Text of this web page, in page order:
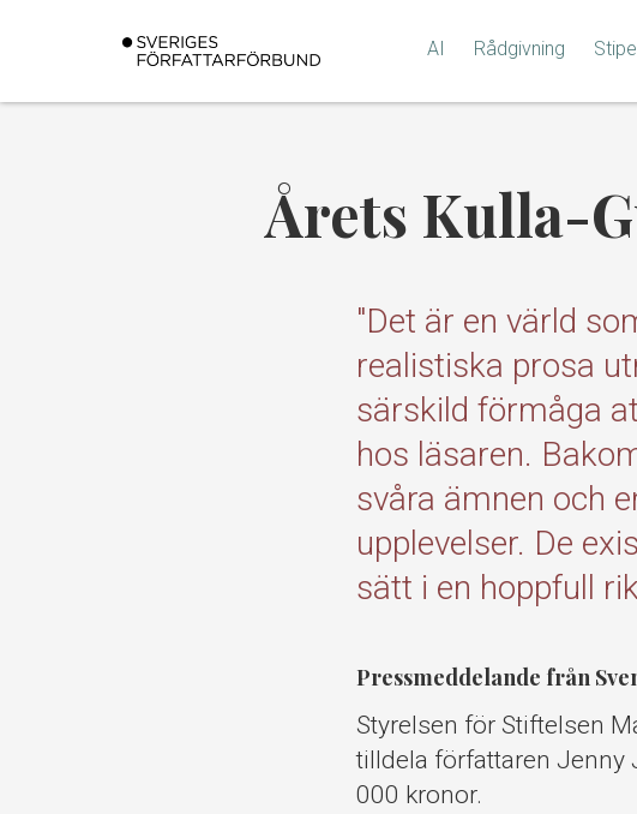
AI Rådgivning
Årets Kulla-
"Det är en värld
realistiska prosa
särskild förmåga
hos läsaren.
svåra ämnen och
upplevelser. De
sätt i en hoppfull
Pressmeddelande från
Styrelsen för Stiftelsen
tilldela författaren Jenny
000 kronor.